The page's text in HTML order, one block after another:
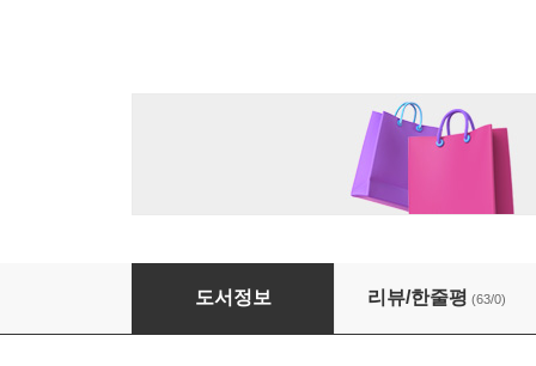
파리의 하늘 아래, 아들과 함께 3000일
도서정보 리뷰/한줄평 (63/0)